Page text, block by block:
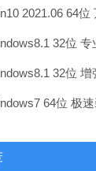
2021.06 64位
32位 专业
32位 增强
64位 极